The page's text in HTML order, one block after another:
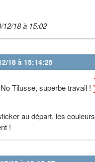
18 à 15:02
18 à 15:14:25
Tilusse, superbe travail !
au départ, les couleurs
!